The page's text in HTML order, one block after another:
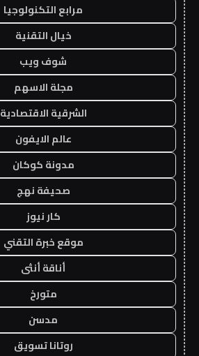
مرابع التكنولوجيا
خيال التقنية
شوف ويب
مجلة الاسهم
الشرقية الاقتصادية
عالم الايفون
مدونة كوكان
صحيفة نهج
كار نيوز
موقع خبرة التقني
أناقة أنثى
متورخ
مدسن
روتانا تسويق